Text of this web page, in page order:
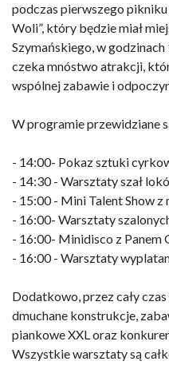
podczas pierwszego pikniku
Woli”, który będzie miał
Szymańskiego, w
czeka mnóstwo atrakcji,
wspólnej zabawie i
W programie przewidziane
- 14:00- Pokaz sztuki
- 14:30 - Warsztaty szał
- 15:00 - Mini Talent Show z
- 16:00- Warsztaty
- 16:00- Minidisco z Panem
- 16:00 - Warsztaty
Dodatkowo, przez cały
dmuchane konstrukcje,
piankowe XXL oraz
Wszystkie warsztaty są